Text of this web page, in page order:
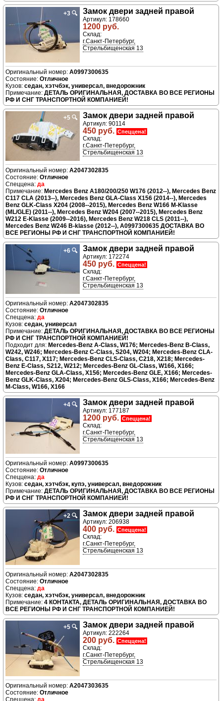
+3 🔍 Замок двери задней правой
Артикул: 178660
1200 руб.
Склад:
г.Санкт-Петербург,
Стрельбищенская 13
A0997300635
Отличное
седан, хэтчбэк, универсал, внедорожник
ДЕТАЛЬ ОРИГИНАЛЬНАЯ, ДОСТАВКА ВО ВСЕ РЕГИОНЫ
РФ И СНГ ТРАНСПОРТНОЙ КОМПАНИЕЙ!
+5 🔍 Замок двери задней правой
Артикул: 90114
450 руб. Спеццена!
Склад:
г.Санкт-Петербург,
Стрельбищенская 13
A2047302835
Отличное
да
Mercedes Benz A180/200/250 W176 (2012--), Mercedes Benz
C117 CLA (2013--), Mercedes Benz GLA-Class X156 (2014--), Mercedes
Benz GLK-Class X204 (2008--2015), Mercedes Benz W166 M-Klasse
(ML/GLE) (2011--), Mercedes Benz W204 (2007--2015), Mercedes Benz
W212 E-Klasse (2009--2016), Mercedes Benz W218 CLS (2011--),
Mercedes Benz W246 B-klasse (2012--), A0997300635 ДОСТАВКА ВО
ВСЕ РЕГИОНЫ РФ И СНГ ТРАНСПОРТНОЙ КОМПАНИЕЙ!
+6 🔍 Замок двери задней правой
Артикул: 172274
450 руб. Спеццена!
Склад:
г.Санкт-Петербург,
Стрельбищенская 13
A2047302835
Отличное
да
седан, универсал
ДЕТАЛЬ ОРИГИНАЛЬНАЯ, ДОСТАВКА ВО ВСЕ РЕГИОНЫ
РФ И СНГ ТРАНСПОРТНОЙ КОМПАНИЕЙ!
Подходит для: Mercedes-Benz A-Class, W176; Mercedes-Benz B-Class,
W242, W246; Mercedes-Benz C-Class, S204, W204; Mercedes-Benz CLA-
Class, C117, X117; Mercedes-Benz CLS-Class, C218, X218; Mercedes-
Benz E-Class, S212, W212; Mercedes-Benz GL-Class, W166, X166;
Mercedes-Benz GLA-Class, X156; Mercedes-Benz GLE, X166; Mercedes-
Benz GLK-Class, X204; Mercedes-Benz GLS-Class, X166; Mercedes-Benz
M-Class, W166, X166
+4 🔍 Замок двери задней правой
Артикул: 177187
1200 руб. Спеццена!
Склад:
г.Санкт-Петербург,
Стрельбищенская 13
A0997300635
Отличное
да
седан, хэтчбэк, купэ, универсал, внедорожник
ДЕТАЛЬ ОРИГИНАЛЬНАЯ, ДОСТАВКА ВО ВСЕ РЕГИОНЫ
РФ И СНГ ТРАНСПОРТНОЙ КОМПАНИЕЙ!
+2 🔍 Замок двери задней правой
Артикул: 206938
400 руб. Спеццена!
Склад:
г.Санкт-Петербург,
Стрельбищенская 13
A2047302835
Отличное
да
седан, хэтчбэк, универсал, внедорожник
4 КОНТАКТА, ДЕТАЛЬ ОРИГИНАЛЬНАЯ, ДОСТАВКА ВО
ВСЕ РЕГИОНЫ РФ И СНГ ТРАНСПОРТНОЙ КОМПАНИЕЙ!
+5 🔍 Замок двери задней правой
Артикул: 222264
200 руб. Спеццена!
Склад:
г.Санкт-Петербург,
Стрельбищенская 13
A2047303635
Отличное